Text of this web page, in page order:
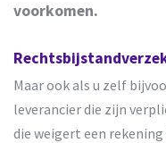
voorkomen.
Maar ook als u zelf
leverancier die zijn
die weigert een